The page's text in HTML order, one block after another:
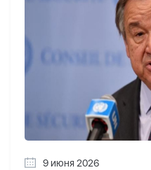
9 июня 2026